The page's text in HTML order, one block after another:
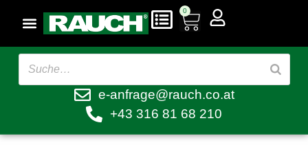
0
e-anfrage@rauch.co.at
+43 316 81 68 210